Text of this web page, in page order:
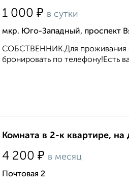
1 000 ₽ в сутки
мкр. Юго-Западный, проспект
СОБСТВЕННИК.Для проживания
бронировать по телефону!Есть
Комната в 2-к квартире,
4 200 ₽ в месяц
Почтовая 2